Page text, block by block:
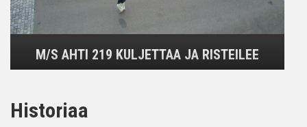
M/S AHTI 219 KULJETTAA JA RISTEILEE
Historiaa